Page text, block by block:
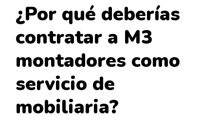
¿Por qué deberías
contratar a M3
montadores como
servicio de
mobiliaria?